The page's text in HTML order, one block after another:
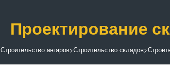
Проектирование
Строительство ангаров>Строительство складов>